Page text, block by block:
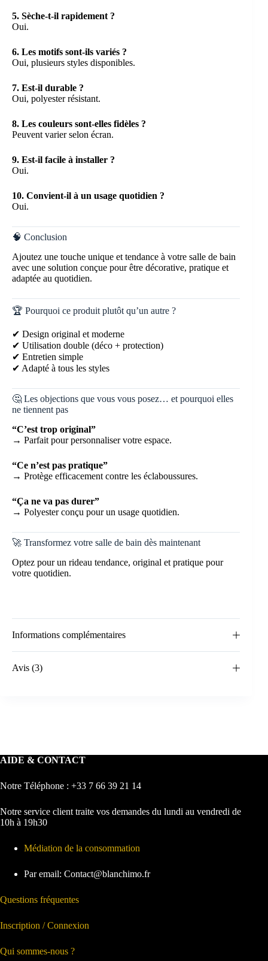
5. Sèche-t-il rapidement ?
Oui.
6. Les motifs sont-ils variés ?
Oui, plusieurs styles disponibles.
7. Est-il durable ?
Oui, polyester résistant.
8. Les couleurs sont-elles fidèles ?
Peuvent varier selon écran.
9. Est-il facile à installer ?
Oui.
10. Convient-il à un usage quotidien ?
Oui.
🧠 Conclusion
Ajoutez une touche unique et tendance à votre salle de bain
avec une solution conçue pour être décorative, pratique et
adaptée au quotidien.
🏆 Pourquoi ce produit plutôt qu’un autre ?
✔ Design original et moderne
✔ Utilisation double (déco + protection)
✔ Entretien simple
✔ Adapté à tous les styles
🤔 Les objections que vous vous posez… et pourquoi elles
ne tiennent pas
“C’est trop original”
→ Parfait pour personnaliser votre espace.
“Ce n’est pas pratique”
→ Protège efficacement contre les éclaboussures.
“Ça ne va pas durer”
→ Polyester conçu pour un usage quotidien.
🚀 Transformez votre salle de bain dès maintenant
Optez pour un rideau tendance, original et pratique pour
votre quotidien.
Informations complémentaires
Avis (3)
AIDE & CONTACT
Notre Téléphone : +33 7 66 39 21 14
Notre service client traite vos demandes du lundi au vendredi de
10h à 19h30
Médiation de la consommation
Par email: Contact@blanchimo.fr
Questions fréquentes
Inscription / Connexion
Qui sommes-nous ?